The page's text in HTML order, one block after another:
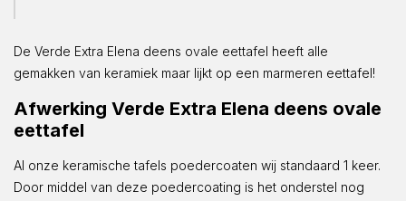
De Verde Extra Elena deens ovale eettafel heeft alle
gemakken van keramiek maar lijkt op een marmeren eettafel!
Afwerking Verde Extra Elena deens ovale
eettafel
Al onze keramische tafels poedercoaten wij standaard 1 keer.
Door middel van deze poedercoating is het onderstel nog